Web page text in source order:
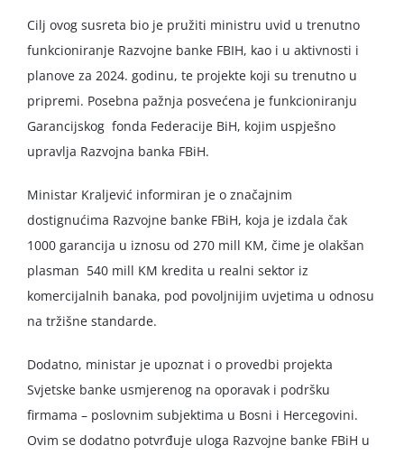
Cilj ovog susreta bio je pružiti ministru uvid u trenutno
funkcioniranje Razvojne banke FBIH, kao i u aktivnosti i
planove za 2024. godinu, te projekte koji su trenutno u
pripremi. Posebna pažnja posvećena je funkcioniranju
Garancijskog fonda Federacije BiH, kojim uspješno
upravlja Razvojna banka FBiH.
Ministar Kraljević informiran je o značajnim
dostignućima Razvojne banke FBiH, koja je izdala čak
1000 garancija u iznosu od 270 mill KM, čime je olakšan
plasman 540 mill KM kredita u realni sektor iz
komercijalnih banaka, pod povoljnijim uvjetima u odnosu
na tržišne standarde.
Dodatno, ministar je upoznat i o provedbi projekta
Svjetske banke usmjerenog na oporavak i podršku
firmama – poslovnim subjektima u Bosni i Hercegovini.
Ovim se dodatno potvrđuje uloga Razvojne banke FBiH u